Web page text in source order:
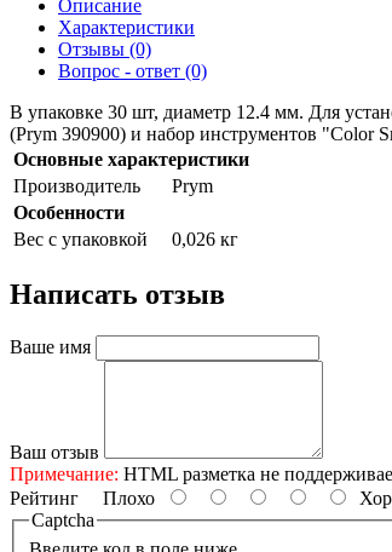
Описание
Характеристики
Отзывы (0)
Вопрос - ответ (0)
В упаковке 30 шт, диаметр 12.4 мм. Для
(Prym 390900) и набор инструментов "Color
Основные характеристики
Производитель
Prym
Особенности
Вес с упаковкой
0,026 кг
Написать отзыв
Ваше имя
Ваш отзыв
Примечание: HTML разметка не
Рейтинг Плохо
Captcha